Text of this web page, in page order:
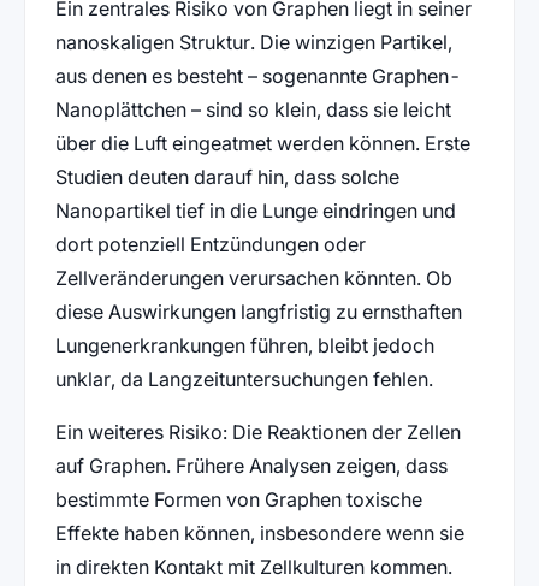
Ein zentrales Risiko von Graphen liegt in seiner
nanoskaligen Struktur. Die winzigen Partikel,
aus denen es besteht – sogenannte Graphen-
Nanoplättchen – sind so klein, dass sie leicht
über die Luft eingeatmet werden können. Erste
Studien deuten darauf hin, dass solche
Nanopartikel tief in die Lunge eindringen und
dort potenziell Entzündungen oder
Zellveränderungen verursachen könnten. Ob
diese Auswirkungen langfristig zu ernsthaften
Lungenerkrankungen führen, bleibt jedoch
unklar, da Langzeituntersuchungen fehlen.
Ein weiteres Risiko: Die Reaktionen der Zellen
auf Graphen. Frühere Analysen zeigen, dass
bestimmte Formen von Graphen toxische
Effekte haben können, insbesondere wenn sie
in direkten Kontakt mit Zellkulturen kommen.